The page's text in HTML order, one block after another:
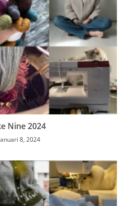
Nine 2024
8, 2024